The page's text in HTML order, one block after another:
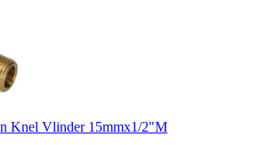
Knel Vlinder 15mmx1/2"M